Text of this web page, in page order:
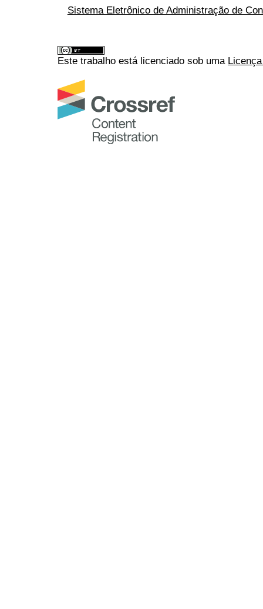
Sistema Eletrônico de Administração de
Este trabalho está licenciado sob uma